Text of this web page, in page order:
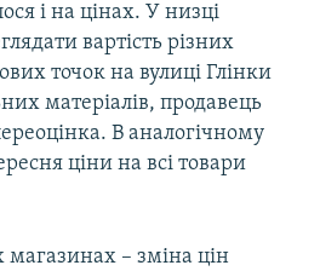
і на цінах. У низці
вартість різних
точок на вулиці Глінки
матеріалів, продавець
В аналогічному
ціни на всі товари
магазинах – зміна цін